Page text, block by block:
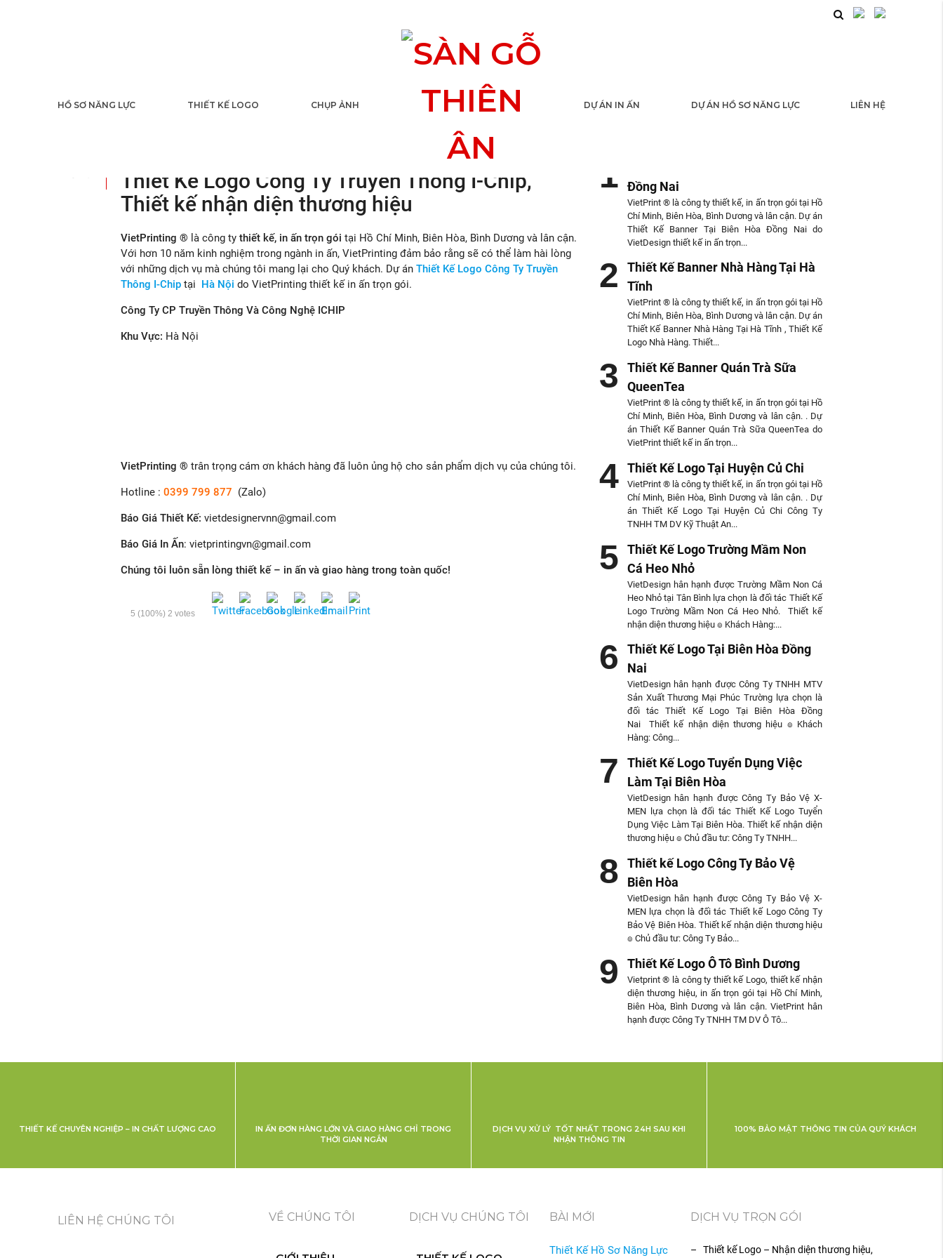
HỒ SƠ NĂNG LỰC THIẾT KẾ LOGO CHỤP ẢNH DỰ ÁN IN ẤN DỰ ÁN HỒ SƠ NĂNG LỰC LIÊN HỆ
Thiết Kế Logo Công Ty Truyền Thông
Thiết Kế Logo Công Ty Truyền Thông I-Chip,
Thiết kế nhận diện thương hiệu
VietPrinting ® là công ty thiết kế, in ấn trọn gói tại Hồ Chí Minh, Biên Hòa, Bình Dương và lân cận.
Với hơn 10 năm kinh nghiệm trong ngành in ấn, VietPrinting đảm bảo rằng sẽ có thể làm hài lòng
với những dịch vụ mà chúng tôi mang lại cho Quý khách. Dự án Thiết Kế Logo Công Ty Truyền
Thông I-Chip tại Hà Nội do VietPrinting thiết kế in ấn trọn gói.
Công Ty CP Truyền Thông Và Công Nghệ ICHIP
Khu Vực: Hà Nội
VietPrinting ® trân trọng cám ơn khách hàng đã luôn ủng hộ cho sản phẩm dịch vụ của chúng tôi.
Hotline : 0399 799 877 (Zalo)
Báo Giá Thiết Kế: vietdesignervnn@gmail.com
Báo Giá In Ấn: vietprintingvn@gmail.com
Chúng tôi luôn sẵn lòng thiết kế – in ấn và giao hàng trong toàn quốc!
5 (100%) 2 votes
Đồng Nai
VietPrint ® là công ty thiết kế, in ấn trọn gói tại Hồ
Chí Minh, Biên Hòa, Bình Dương và lân cận. Dự án
Thiết Kế Banner Tại Biên Hòa Đồng Nai do
VietDesign thiết kế in ấn trọn...
Thiết Kế Banner Nhà Hàng Tại Hà
Tĩnh
VietPrint ® là công ty thiết kế, in ấn trọn gói tại Hồ
Chí Minh, Biên Hòa, Bình Dương và lân cận. Dự án
Thiết Kế Banner Nhà Hàng Tại Hà Tĩnh , Thiết Kế
Logo Nhà Hàng. Thiết...
Thiết Kế Banner Quán Trà Sữa
QueenTea
VietPrint ® là công ty thiết kế, in ấn trọn gói tại Hồ
Chí Minh, Biên Hòa, Bình Dương và lân cận. . Dự
án Thiết Kế Banner Quán Trà Sữa QueenTea do
VietPrint thiết kế in ấn trọn...
Thiết Kế Logo Tại Huyện Củ Chi
VietPrint ® là công ty thiết kế, in ấn trọn gói tại Hồ
Chí Minh, Biên Hòa, Bình Dương và lân cận. . Dự
án Thiết Kế Logo Tại Huyện Củ Chi Công Ty
TNHH TM DV Kỹ Thuật An...
Thiết Kế Logo Trường Mầm Non
Cá Heo Nhỏ
VietDesign hân hạnh được Trường Mầm Non Cá
Heo Nhỏ tại Tân Bình lựa chọn là đối tác Thiết Kế
Logo Trường Mầm Non Cá Heo Nhỏ. Thiết kế
nhận diện thương hiệu ๏ Khách Hàng:...
Thiết Kế Logo Tại Biên Hòa Đồng
Nai
VietDesign hân hạnh được Công Ty TNHH MTV
Sản Xuất Thương Mại Phúc Trường lựa chọn là
đối tác Thiết Kế Logo Tại Biên Hòa Đồng
Nai Thiết kế nhận diện thương hiệu ๏ Khách
Hàng: Công...
Thiết Kế Logo Tuyển Dụng Việc
Làm Tại Biên Hòa
VietDesign hân hạnh được Công Ty Bảo Vệ X-
MEN lựa chọn là đối tác Thiết Kế Logo Tuyển
Dụng Việc Làm Tại Biên Hòa. Thiết kế nhận diện
thương hiệu ๏ Chủ đầu tư: Công Ty TNHH...
Thiết kế Logo Công Ty Bảo Vệ
Biên Hòa
VietDesign hân hạnh được Công Ty Bảo Vệ X-
MEN lựa chọn là đối tác Thiết kế Logo Công Ty
Bảo Vệ Biên Hòa. Thiết kế nhận diện thương hiệu
๏ Chủ đầu tư: Công Ty Bảo...
Thiết Kế Logo Ô Tô Bình Dương
Vietprint ® là công ty thiết kế Logo, thiết kế nhận
diện thương hiệu, in ấn trọn gói tại Hồ Chí Minh,
Biên Hòa, Bình Dương và lân cận. VietPrint hân
hạnh được Công Ty TNHH TM DV Ô Tô...
THIẾT KẾ CHUYÊN NGHIỆP – IN CHẤT LƯỢNG CAO
IN ẤN ĐƠN HÀNG LỚN VÀ GIAO HÀNG CHỈ TRONG
THỜI GIAN NGẮN
DỊCH VỤ XỬ LÝ TỐT NHẤT TRONG 24H SAU KHI
NHẬN THÔNG TIN
100% BẢO MẬT THÔNG TIN CỦA QUÝ KHÁCH
LIÊN HỆ CHÚNG TÔI VỀ CHÚNG TÔI DỊCH VỤ CHÚNG TÔI BÀI MỚI
Thiết Kế Hồ Sơ Năng Lực
DỊCH VỤ TRỌN GÓI
– Thiết kế Logo – Nhận diện thương hiệu,